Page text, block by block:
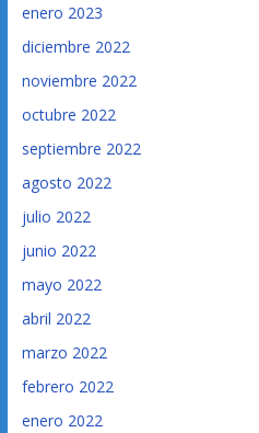
enero 2023
diciembre 2022
noviembre 2022
octubre 2022
septiembre 2022
agosto 2022
julio 2022
junio 2022
mayo 2022
abril 2022
marzo 2022
febrero 2022
enero 2022